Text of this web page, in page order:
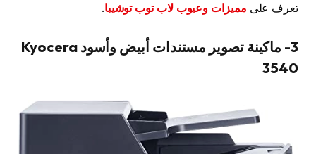
تعرف على مميزات وعيوب لاب توب توشيبا.
3- ماكينة تصوير مستندات أبيض وأسود Kyocera
3540